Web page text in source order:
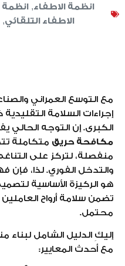
انظمة الاطفاء,انظمة
الاطفاء التلقائي,
إجراءات السلامة التقليدية
الكبرى. إن التوجه الحالي
مكافحة حريق متكاملة
منفصلة، لتركز على
والتدخل الفوري. لذا،
هو الركيزة الأساسية
تضمن سلامة أرواح
محتمل.
إليكِ الدليل الشامل
مع أحدث المعايير: